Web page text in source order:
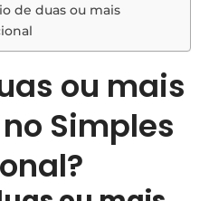
de duas ou mais
ou mais
Simples